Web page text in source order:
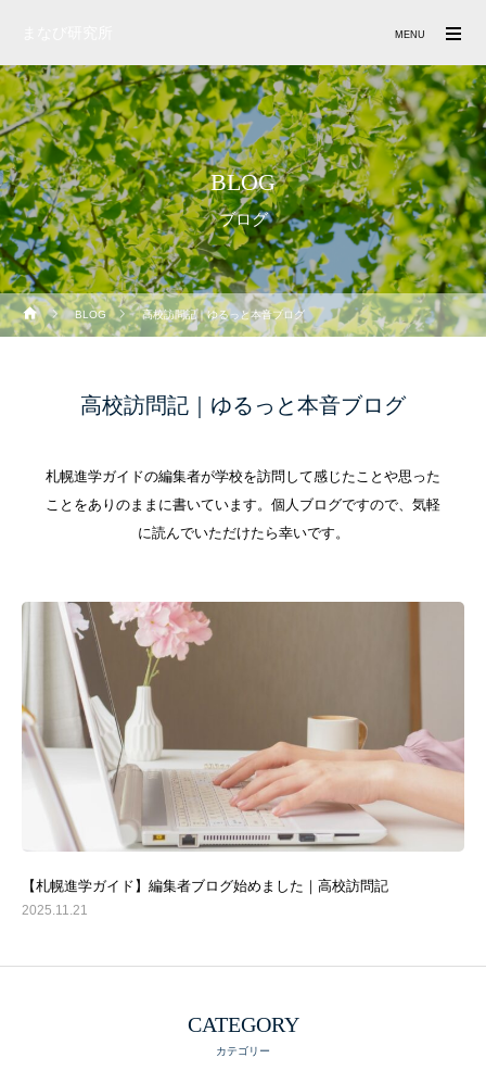
BLOG
ブログ
BLOG 高校訪問記｜ゆるっと本音ブログ
高校訪問記｜ゆるっと本音ブログ
札幌進学ガイドの編集者が学校を訪問して感じたことや思った
ことをありのままに書いています。個人ブログですので、気軽
に読んでいただけたら幸いです。
【札幌進学ガイド】編集者ブログ始めました｜高校訪問記
2025.11.21
CATEGORY
カテゴリー
MENU